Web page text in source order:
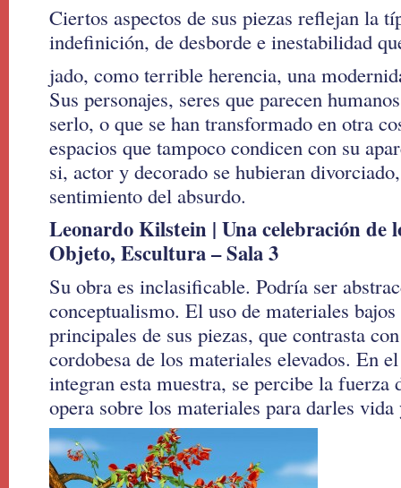
Ciertos aspectos de sus piezas reflejan la
indefinición, de desborde e inestabilidad
jado, como terrible herencia, una
Sus personajes, seres que parecen
serlo, o que se han transformado en otra
espacios que tampoco condicen con su
si, actor y decorado se hubieran
sentimiento del absurdo.
Leonardo Kilstein | Una celebración de
Objeto, Escultura – Sala 3
Su obra es inclasificable. Podría ser
conceptualismo. El uso de materiales
principales de sus piezas, que contrasta
cordobesa de los materiales elevados. En
integran esta muestra, se percibe la fuerza
opera sobre los materiales para darles